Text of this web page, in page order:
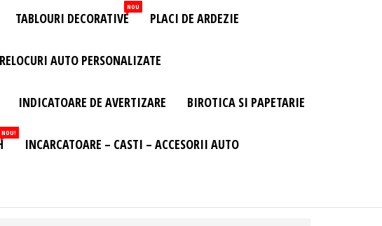
TABLOURI DECORATIVE
NOU
PLACI DE ARDEZIE
AUTO PERSONALIZATE
INDICATOARE DE AVERTIZARE BIROTICA SI PAPETARIE
NOU!
INCARCATOARE – CASTI – ACCESORII AUTO